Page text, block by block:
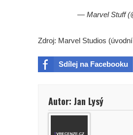
— Marvel Stuff
Zdroj: Marvel Studios
Sdílej na Facebooku
Autor: Jan Lysý